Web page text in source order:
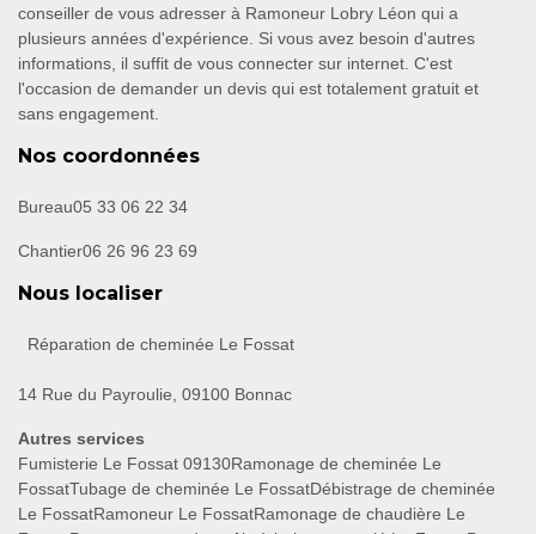
conseiller de vous adresser à Ramoneur Lobry Léon qui a
plusieurs années d'expérience. Si vous avez besoin d'autres
informations, il suffit de vous connecter sur internet. C'est
l'occasion de demander un devis qui est totalement gratuit et
sans engagement.
Nos coordonnées
Bureau05 33 06 22 34
Chantier06 26 96 23 69
Nous localiser
Réparation de cheminée Le Fossat
14 Rue du Payroulie, 09100 Bonnac
Autres services
Fumisterie Le Fossat 09130Ramonage de cheminée Le
FossatTubage de cheminée Le FossatDébistrage de cheminée
Le FossatRamoneur Le FossatRamonage de chaudière Le